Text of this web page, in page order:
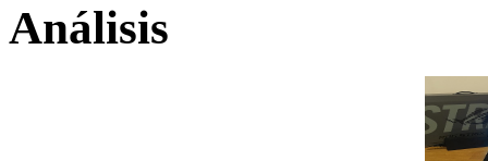
Análisis